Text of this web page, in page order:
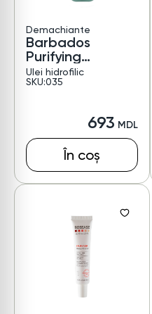
Demachiante
Barbados
Purifying
Hydrophilic
Cleanser
Ulei hidrofilic
SKU:035
693
În coș